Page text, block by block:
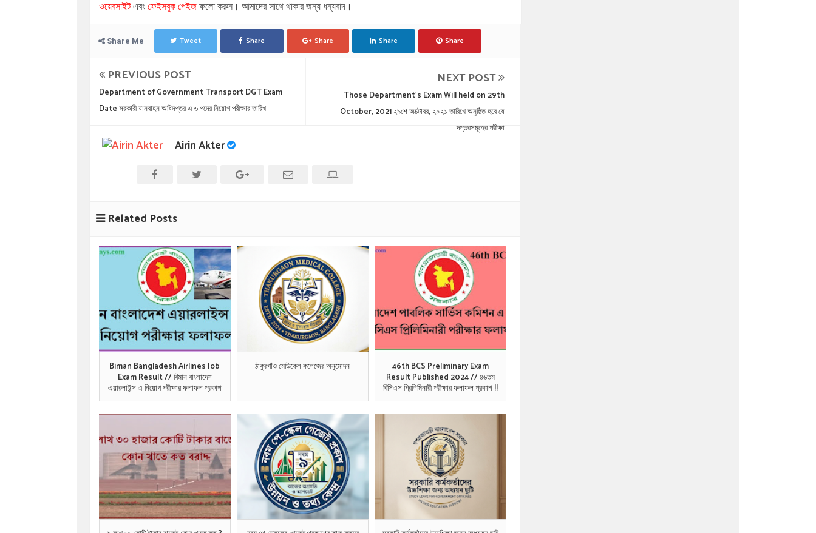
ওয়েবসাইট এবং ফেইসবুক পেইজ ফলো করুন। আমাদের সাথে থাকার জন্য ধন্যবাদ।
Share Me Tweet Share Share Share Share
PREVIOUS POST
Department of Government Transport DGT Exam
Date সরকারী যানবাহন অধিদপ্তর এ ৬ পদের নিয়োগ পরীক্ষার তারিখ
NEXT POST
Those Department's Exam Will held on 29th
October, 2021 ২৯শে অক্টোবর, ২০২১ তারিখে অনুষ্ঠিত হবে যে
দপ্তরসমূহের পরীক্ষা
Airin Akter
Related Posts
Biman Bangladesh Airlines Job
Exam Result // বিমান বাংলাদেশ
এয়ারলাইন্স এ নিয়োগ পরীক্ষার ফলাফল প্রকাশ
ঠাকুরগাঁও মেডিকেল কলেজের অনুমোদন
46th BCS Preliminary Exam
Result Published 2024 // ৪৬তম
বিসিএস প্রিলিমিনারী পরীক্ষার ফলাফল প্রকাশ !!